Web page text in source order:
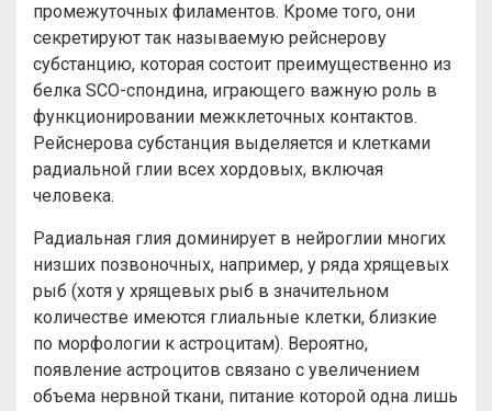
промежуточных филаментов. Кроме того, они
секретируют так называемую рейснерову
субстанцию, которая состоит преимущественно из
белка SCO-спондина, играющего важную роль в
функционировании межклеточных контактов.
Рейснерова субстанция выделяется и клетками
радиальной глии всех хордовых, включая
человека.
Радиальная глия доминирует в нейроглии многих
низших позвоночных, например, у ряда хрящевых
рыб (хотя у хрящевых рыб в значительном
количестве имеются глиальные клетки, близкие
по морфологии к астроцитам). Вероятно,
появление астроцитов связано с увеличением
объема нервной ткани, питание которой одна лишь